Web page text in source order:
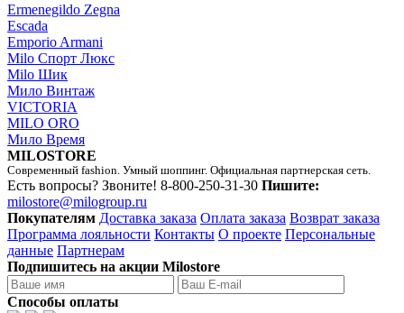
Ermenegildo Zegna
Escada
Emporio Armani
Milo Спорт Люкс
Milo Шик
Мило Винтаж
VICTORIA
MILO ORO
Мило Время
MILOSTORE
Современный fashion. Умный шоппинг. Официальная партнерская сеть.
Есть вопросы? Звоните! 8-800-250-31-30 Пишите:
milostore@milogroup.ru
Покупателям Доставка заказа Оплата заказа Возврат заказа
Программа лояльности Контакты О проекте Персональные
данные Партнерам
Подпишитесь на акции Milostore
Способы оплаты